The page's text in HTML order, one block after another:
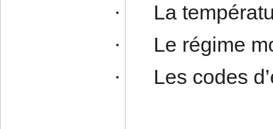
· La
· Le régime
· Les codes